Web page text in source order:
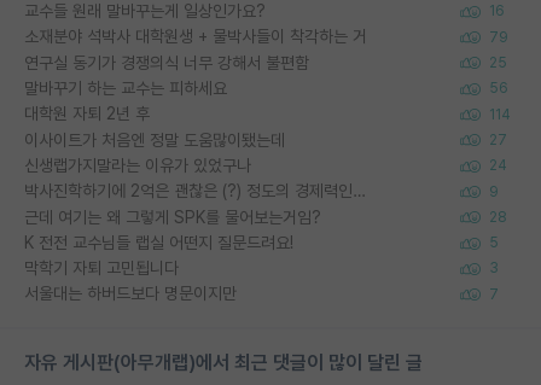
교수들 원래 말바꾸는게 일상인가요? 16
소재분야 석박사 대학원생 + 물박사들이 착각하는 거 79
연구실 동기가 경쟁의식 너무 강해서 불편함 25
말바꾸기 하는 교수는 피하세요 56
대학원 자퇴 2년 후 114
이사이트가 처음엔 정말 도움많이됐는데 27
신생랩가지말라는 이유가 있었구나 24
박사진학하기에 2억은 괜찮은 (?) 정도의 경제력인가요 9
근데 여기는 왜 그렇게 SPK를 물어보는거임? 28
K 전전 교수님들 랩실 어떤지 질문드려요! 5
막학기 자퇴 고민됩니다 3
서울대는 하버드보다 명문이지만 7
자유 게시판(아무개랩)에서 최근 댓글이 많이 달린 글